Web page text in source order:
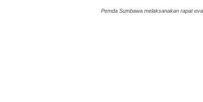
Pemda Sumbawa melaksanakan rapat